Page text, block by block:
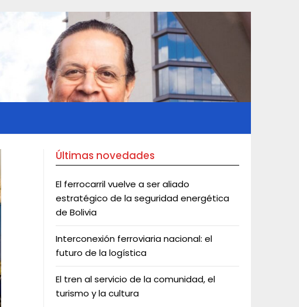
Últimas novedades
El ferrocarril vuelve a ser aliado
estratégico de la seguridad energética
de Bolivia
Interconexión ferroviaria nacional: el
futuro de la logística
El tren al servicio de la comunidad, el
turismo y la cultura